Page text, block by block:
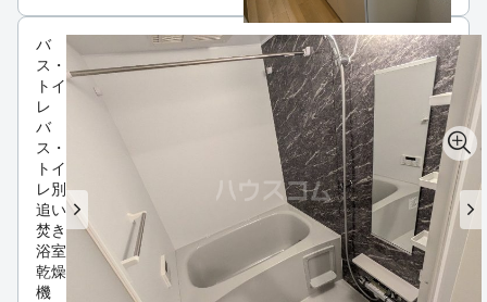
バ
ス・
トイ
レ
バ
ス・
トイ
レ別
追い
焚き
浴室
乾燥
機